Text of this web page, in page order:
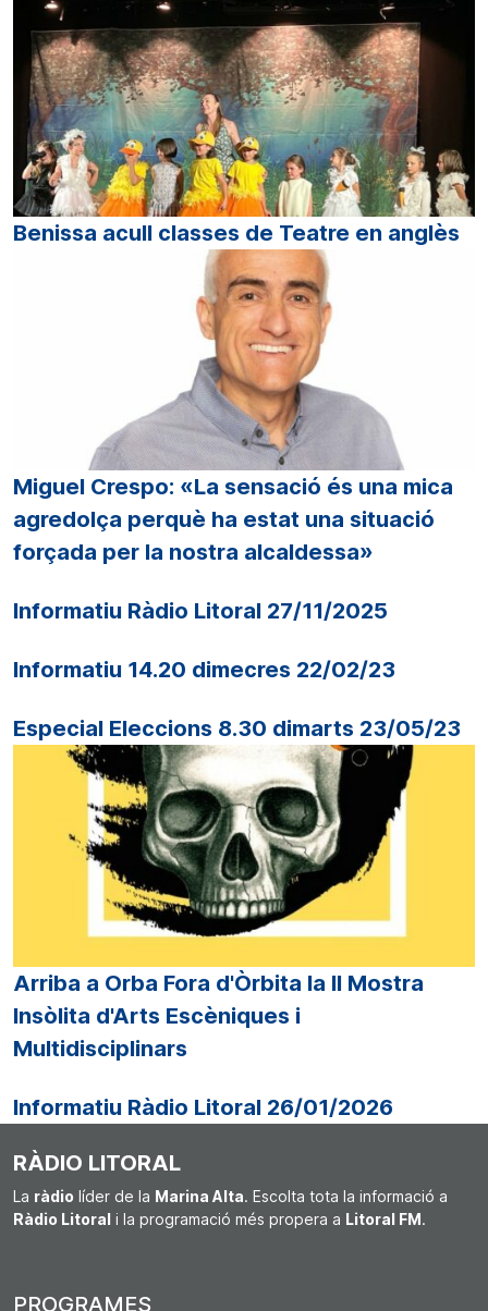
Benissa acull classes de Teatre en anglès
Miguel Crespo: «La sensació és una mica
agredolça perquè ha estat una situació
forçada per la nostra alcaldessa»
Informatiu Ràdio Litoral 27/11/2025
Informatiu 14.20 dimecres 22/02/23
Especial Eleccions 8.30 dimarts 23/05/23
Arriba a Orba Fora d'Òrbita la II Mostra
Insòlita d'Arts Escèniques i
Multidisciplinars
Informatiu Ràdio Litoral 26/01/2026
RÀDIO LITORAL
La ràdio líder de la Marina Alta. Escolta tota la informació a
Ràdio Litoral i la programació més propera a Litoral FM.
PROGRAMES